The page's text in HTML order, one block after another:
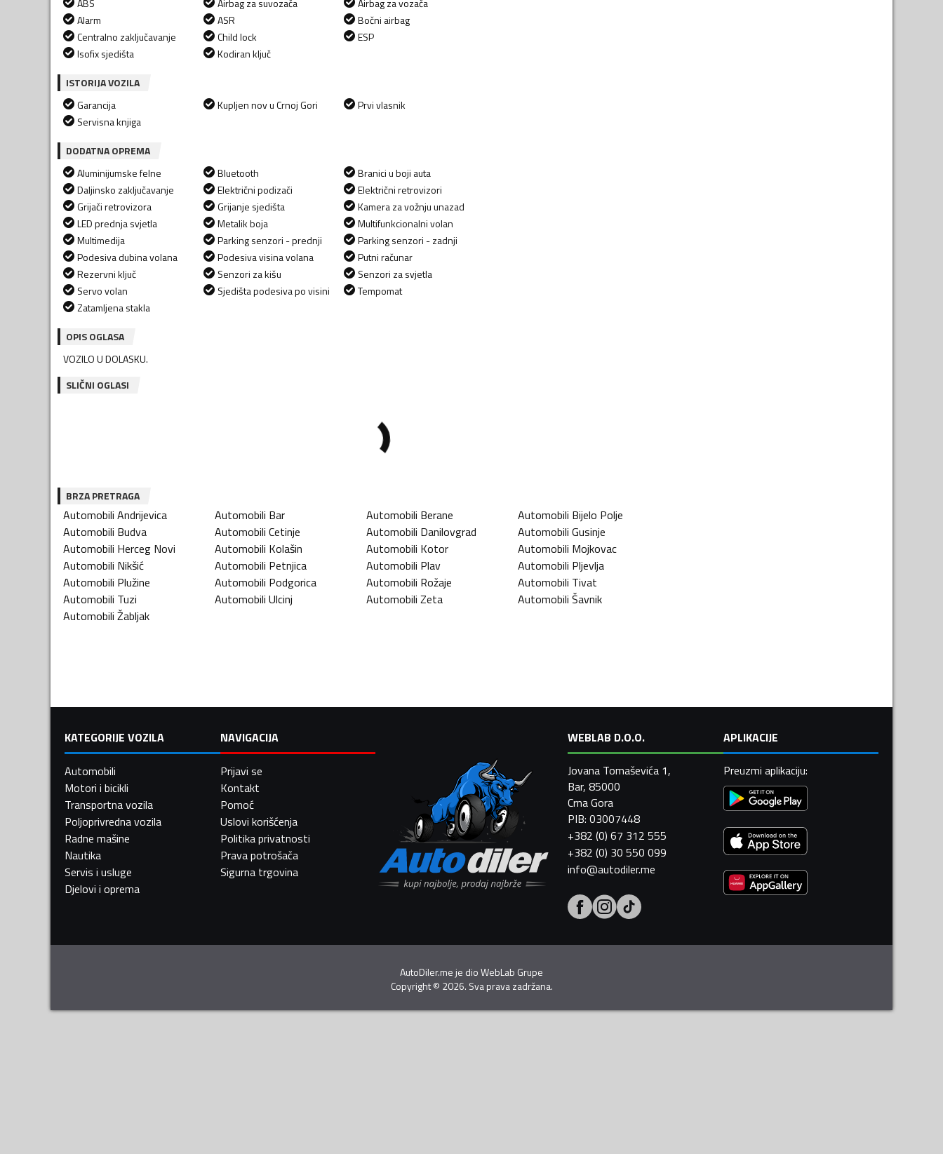
Alarm
Centralno zaključavanje
Isofix sjedišta
ASR
Child lock
Kodiran ključ
Bočni airbag
ESP
ISTORIJA VOZILA
Garancija
Servisna knjiga
Kupljen nov u Crnoj Gori Prvi vlasnik
DODATNA OPREMA
Aluminijumske felne
Daljinsko zaključavanje
Grijači retrovizora
LED prednja svjetla
Multimedija
Podesiva dubina volana
Rezervni ključ
Servo volan
Zatamljena stakla
Bluetooth
Električni podizači
Grijanje sjedišta
Metalik boja
Parking senzori - prednji
Podesiva visina volana
Senzori za kišu
Sjedišta podesiva po visini
Branici u boji auta
Električni retrovizori
Kamera za vožnju unazad
Multifunkcionalni volan
Parking senzori - zadnji
Putni računar
Senzori za svjetla
Tempomat
OPIS OGLASA
VOZILO U DOLASKU.
SLIČNI OGLASI
BRZA PRETRAGA
Automobili Andrijevica Automobili Bar Automobili Berane Automobili Bijelo Polje
Automobili Budva Automobili Cetinje Automobili Danilovgrad Automobili Gusinje
Automobili Herceg Novi Automobili Kolašin Automobili Kotor Automobili Mojkovac
Automobili Nikšić Automobili Petnjica Automobili Plav Automobili Pljevlja
Automobili Plužine Automobili Podgorica Automobili Rožaje Automobili Tivat
Automobili Tuzi Automobili Ulcinj Automobili Zeta Automobili Šavnik
Automobili Žabljak
KATEGORIJE VOZILA
Automobili
Motori i bicikli
Transportna vozila
Poljoprivredna vozila
Radne mašine
Nautika
Servis i usluge
Djelovi i oprema
NAVIGACIJA
Prijavi se
Kontakt
Pomoć
Uslovi korišćenja
Politika privatnosti
Prava potrošača
Sigurna trgovina
WEBLAB D.O.O.
Jovana Tomaševića 1,
Bar, 85000
Crna Gora
PIB: 03007448
+382 (0) 67 312 555
+382 (0) 30 550 099
info@autodiler.me
APLIKACIJE
Preuzmi aplikaciju:
AutoDiler.me je dioWebLab Grupe
Copyright© 2026. Sva prava zadržana.